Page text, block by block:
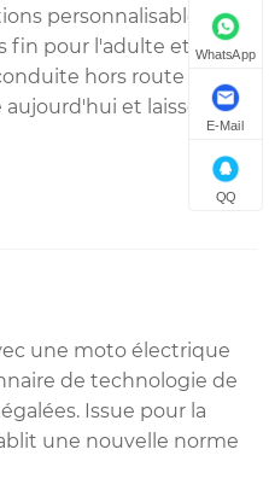
personnalisables, ce
fin pour l'adulte et le
hors route -
et laissez les
une moto électrique
de technologie de
Issue pour la
une nouvelle norme
WhatsApp
E-Mail
QQ